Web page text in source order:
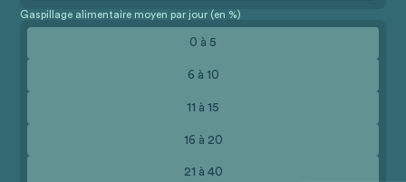
Gaspillage alimentaire moyen par jour (en %)
0 à 5
6 à 10
11 à 15
16 à 20
21 à 40